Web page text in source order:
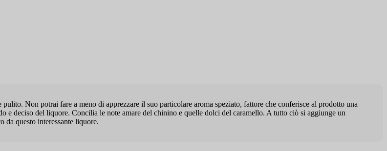
Non potrai fare a meno di apprezzare il suo particolare aroma speziato, fattore che conferisce al prodotto una
e deciso del liquore. Concilia le note amare del chinino e quelle dolci del caramello. A tutto ciò si aggiunge un
da questo interessante liquore.